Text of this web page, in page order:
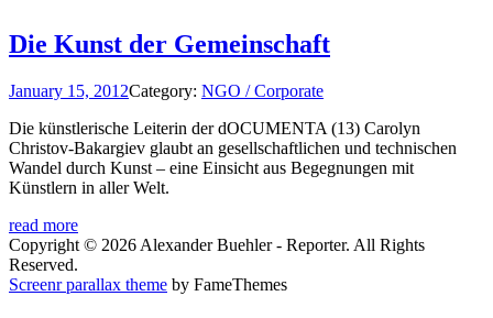
Die Kunst der Gemeinschaft
January 15, 2012Category: NGO / Corporate
Die künstlerische Leiterin der dOCUMENTA (13) Carolyn
Christov-Bakargiev glaubt an gesellschaftlichen und technischen
Wandel durch Kunst – eine Einsicht aus Begegnungen mit
Künstlern in aller Welt.
read more
Copyright © 2026 Alexander Buehler - Reporter. All Rights
Reserved.
Screenr parallax theme by FameThemes